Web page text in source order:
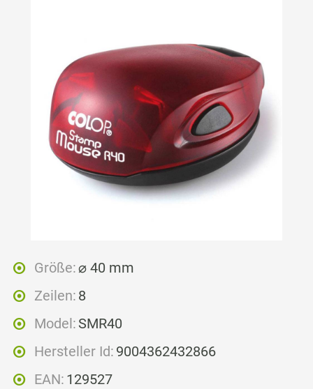
Größe:⌀ 40 mm
Zeilen: 8
Model: SMR40
Hersteller Id: 9004362432866
EAN: 129527